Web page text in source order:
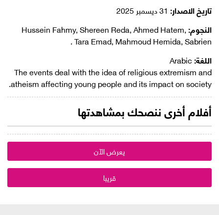
تاريخ الاصدار:
النجوم:Hussein Fahmy, Shereen Reda, Ahmed Hatem,
Tara Emad, Mahmoud Hemida, Sabrien .
اللغة:
The events deal with the idea of ​​religious extremism and
atheism affecting young people and its impact on society.
أفلام أخرى ننصحك بمشاهدتها
يعرض الآن
قريبا